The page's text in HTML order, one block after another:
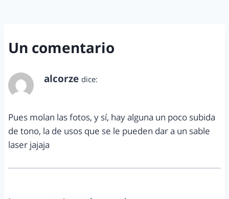
Un comentario
alcorze dice:
Pues molan las fotos, y sí, hay alguna un poco subida
de tono, la de usos que se le pueden dar a un sable
laser jajaja